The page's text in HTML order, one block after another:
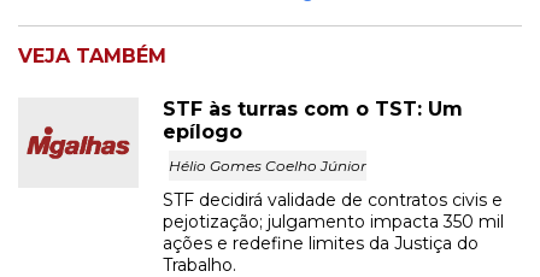
VEJA TAMBÉM
STF às turras com o TST: Um
epílogo
Hélio Gomes Coelho Júnior
STF decidirá validade de contratos civis e
pejotização; julgamento impacta 350 mil
ações e redefine limites da Justiça do
Trabalho.